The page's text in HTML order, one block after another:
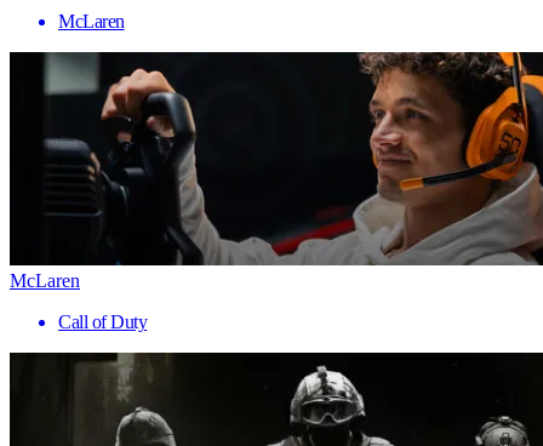
McLaren
McLaren
Call of Duty